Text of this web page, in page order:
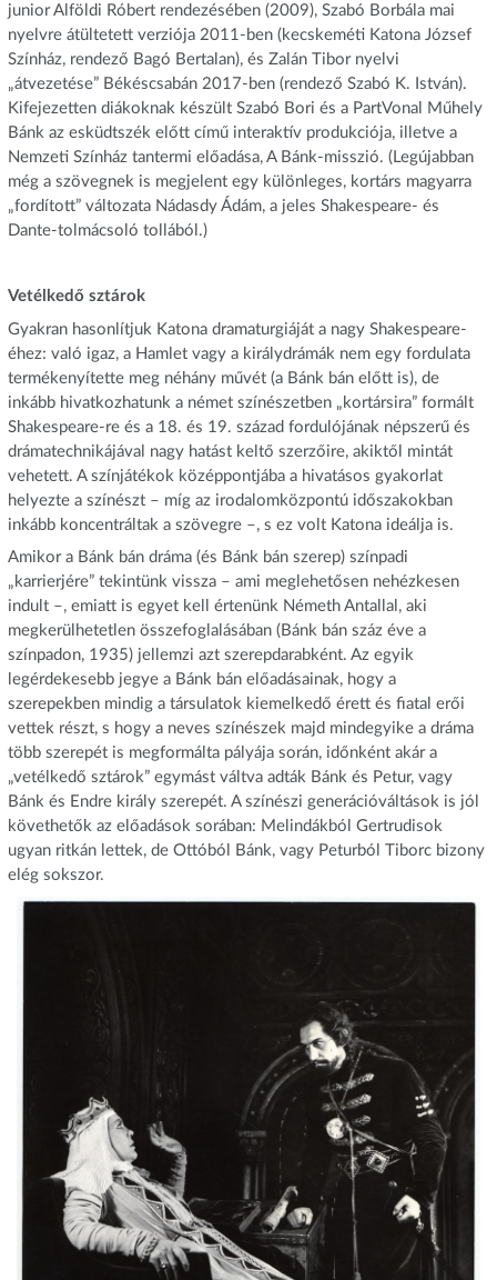
junior Alföldi Róbert rendezésében (2009), Szabó Borbála mai
nyelvre átültetett verziója 2011-ben (kecskeméti Katona József
Színház, rendező Bagó Bertalan), és Zalán Tibor nyelvi
„átvezetése” Békéscsabán 2017-ben (rendező Szabó K. István).
Kifejezetten diákoknak készült Szabó Bori és a PartVonal Műhely
Bánk az esküdtszék előtt című interaktív produkciója, illetve a
Nemzeti Színház tantermi előadása, A Bánk-misszió. (Legújabban
még a szövegnek is megjelent egy különleges, kortárs magyarra
„fordított” változata Nádasdy Ádám, a jeles Shakespeare- és
Dante-tolmácsoló tollából.)
Vetélkedő sztárok
Gyakran hasonlítjuk Katona dramaturgiáját a nagy Shakespeare-
éhez: való igaz, a Hamlet vagy a királydrámák nem egy fordulata
termékenyítette meg néhány művét (a Bánk bán előtt is), de
inkább hivatkozhatunk a német színészetben „kortársira” formált
Shakespeare-re és a 18. és 19. század fordulójának népszerű és
drámatechnikájával nagy hatást keltő szerzőire, akiktől mintát
vehetett. A színjátékok középpontjába a hivatásos gyakorlat
helyezte a színészt – míg az irodalomközpontú időszakokban
inkább koncentráltak a szövegre –, s ez volt Katona ideálja is.
Amikor a Bánk bán dráma (és Bánk bán szerep) színpadi
„karrierjére” tekintünk vissza – ami meglehetősen nehézkesen
indult –, emiatt is egyet kell értenünk Németh Antallal, aki
megkerülhetetlen összefoglalásában (Bánk bán száz éve a
színpadon, 1935) jellemzi azt szerepdarabként. Az egyik
legérdekesebb jegye a Bánk bán előadásainak, hogy a
szerepekben mindig a társulatok kiemelkedő érett és fiatal erői
vettek részt, s hogy a neves színészek majd mindegyike a dráma
több szerepét is megformálta pályája során, időnként akár a
„vetélkedő sztárok” egymást váltva adták Bánk és Petur, vagy
Bánk és Endre király szerepét. A színészi generációváltások is jól
követhetők az előadások sorában: Melindákból Gertrudisok
ugyan ritkán lettek, de Ottóból Bánk, vagy Peturból Tiborc bizony
elég sokszor.